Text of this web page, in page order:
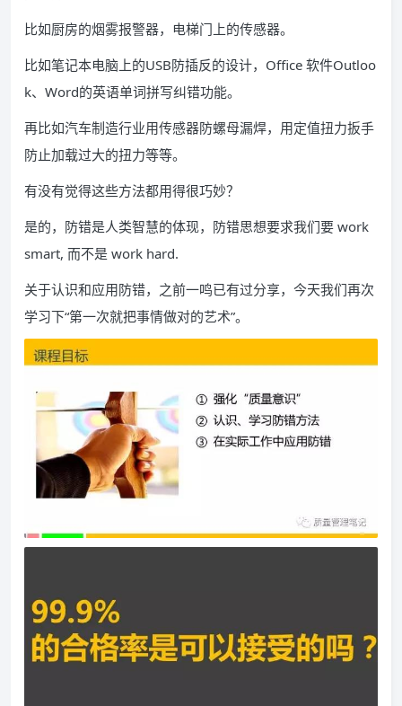
比如厨房的烟雾报警器，电梯门上的传感器。
比如笔记本电脑上的USB防插反的设计，Office 软件Outloo
k、Word的英语单词拼写纠错功能。
再比如汽车制造行业用传感器防螺母漏焊，用定值扭力扳手
防止加载过大的扭力等等。
有没有觉得这些方法都用得很巧妙？
是的，防错是人类智慧的体现，防错思想要求我们要 work
smart, 而不是 work hard.
关于认识和应用防错，之前一鸣已有过分享，今天我们再次
学习下“第一次就把事情做对的艺术”。